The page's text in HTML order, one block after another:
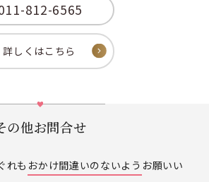
812-6565
詳しくはこちら
の他お問合せ
れも おかけ間違いのないよう お願いい